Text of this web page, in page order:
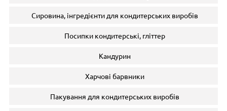
Сировина, інгредієнти для кондитерських виробів
Посипки кондитерські, гліттер
Кандурин
Харчові барвники
Пакування для кондитерських виробів